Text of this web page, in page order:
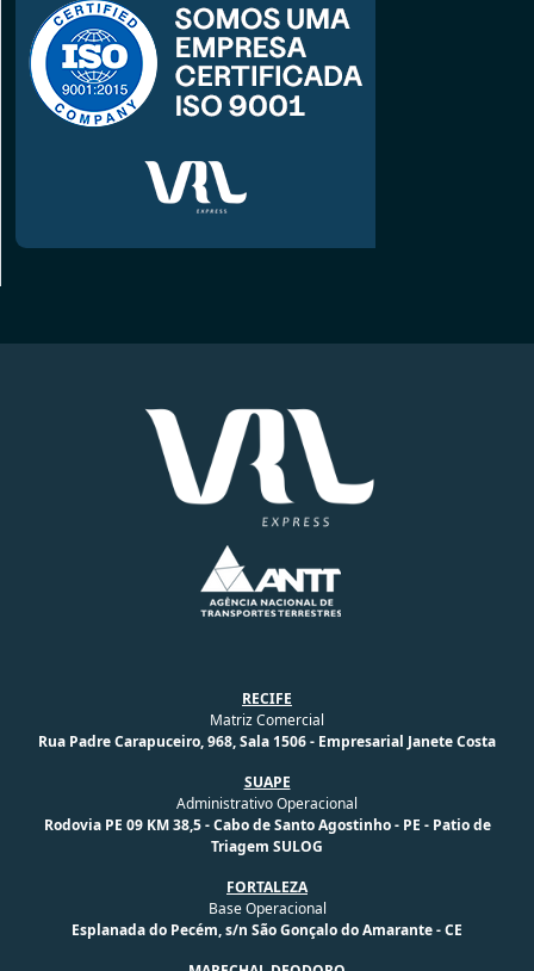
RECIFE
Matriz Comercial
Rua Padre Carapuceiro, 968, Sala 1506 - Empresarial Janete Costa
SUAPE
Administrativo Operacional
Rodovia PE 09 KM 38,5 - Cabo de Santo Agostinho - PE - Patio de
Triagem SULOG
FORTALEZA
Base Operacional
Esplanada do Pecém, s/n São Gonçalo do Amarante - CE